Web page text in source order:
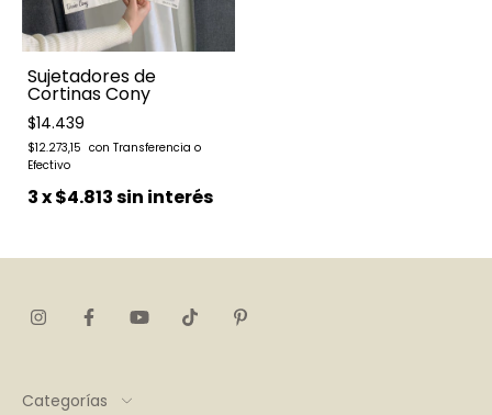
Sujetadores de
Cortinas Cony
$14.439
$12.273,15
3x$4.813sin interés
Categorías